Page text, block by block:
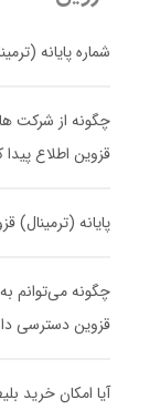
تعاونی 11 آریا سفر
شماره پایانه
چگونه از شرکت
قزوین اطلاع پیدا
پایانه (ترمینال)
چگونه می‌توانم به
قزوین دسترسی
آیا امکان خرید